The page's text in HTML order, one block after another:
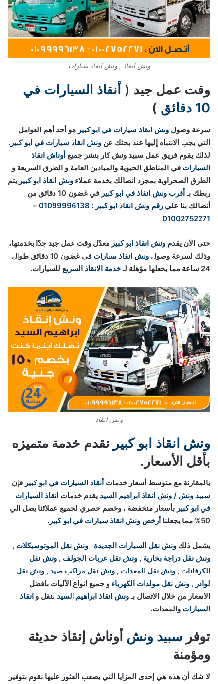
ونش انقاذ , ونش انقاذ سيارات
وقت عمل جيد ( أنقاذ السيارات في
10 دقائق
)
سرعة وصول ونش انقاذ سيارات في ابو كبير هو أحد أهم العوامل
التي يجب الانتباه إليها عند بحثك عن ونش انقاذ سيارات في ابو كبير .
لذلك يقوم فريق عمل سبيد ونش كار بنشر جميع أوناش انقاذ
السيارات في المناطق الحيوية والميادين العامة و الطرق السريعة و
الطرق الصحراوية بمجرد اتصالك بخدمة عملاء ونش انقاذ ابو كبير يتم
ربطك بـأقرب ونش انقاذ في ابو كبير
في غضون 10 دقائق من
أتصالك بنا علي رقم ونش انقاذ ابو كبير :
01099996138
–
01002752271
حتى الآن يقدم ونش انقاذ ابو كبير معدّل وقت عمل جيد جدًا بخدمتها،
وذلك لسرعة وصول ونش انقاذ سيارات
في غضون 10 دقائق طوال
24 ساعة مما يجعلها مؤهلة لـ
خدمة الانقاذ السريع للسيارات.
ونش انقاذ
ونش انقاذ ابو كبير نقدم خدمة متميزه
بأقل الأسعار.
بالمقارنة مع متوسط أسعار خدمات أنقاذ السيارات في ابو كبير فإن
سبيد ونش / ونش انقاذ ابراهيم السيد يقدم خدمات انقاذ السيارات
في ابو كبير بأسعار منخفضة ، وخصم حصري لجميع عملائنا يصل الي
50% مما يجعلنا
أرخص ونش انقاذ سيارات في ابو كبير .
يشمل ذلك ونش نقل السيارات الجديدة , ونش نقل الموتوسيكلات ,
ونش نقل دراجة بخارية , ونش نقل عربات الجولف , ونش نقل
الكرفانات , ونش نقل المعدات , ونش نقل مراكب صيد , ونش نقل
لوادر , ونش نقل مولدات الكهرباء و جميع انواع الآليات بافضل
الاسعار من خلال الاتصال بـونش انقاذ ابراهيم السيد لنقل و انقاذ
السيارات والمعدات.
توفر سبيد ونش أوناش إنقاذ حديثة
ومؤمنة
لا شك أن هذه هي إحدى المزايا التي يصعب العثور عليها نقوم بتوفير